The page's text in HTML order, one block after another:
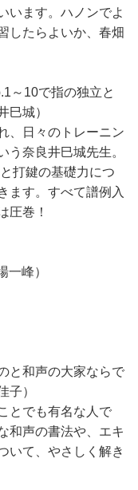
います。ハノンでよ
したらよいか、春畑
～10で指の独立と
巳城）
、日々のトレーニン
う奈良井巳城先生。
打鍵の基礎力につ
ます。すべて譜例入
圧巻！
一峰）
と和声の大家ならで
子）
とでも有名な人で
和声の書法や、エキ
いて、やさしく解き